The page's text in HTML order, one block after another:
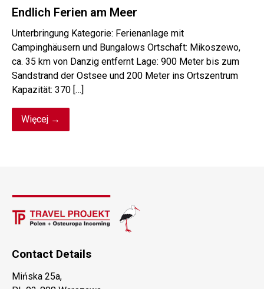
Endlich Ferien am Meer
Unterbringung Kategorie: Ferienanlage mit
Campinghäusern und Bungalows Ortschaft: Mikoszewo,
ca. 35 km von Danzig entfernt Lage: 900 Meter bis zum
Sandstrand der Ostsee und 200 Meter ins Ortszentrum
Kapazität: 370 […]
Więcej →
Contact Details
Mińska 25a,